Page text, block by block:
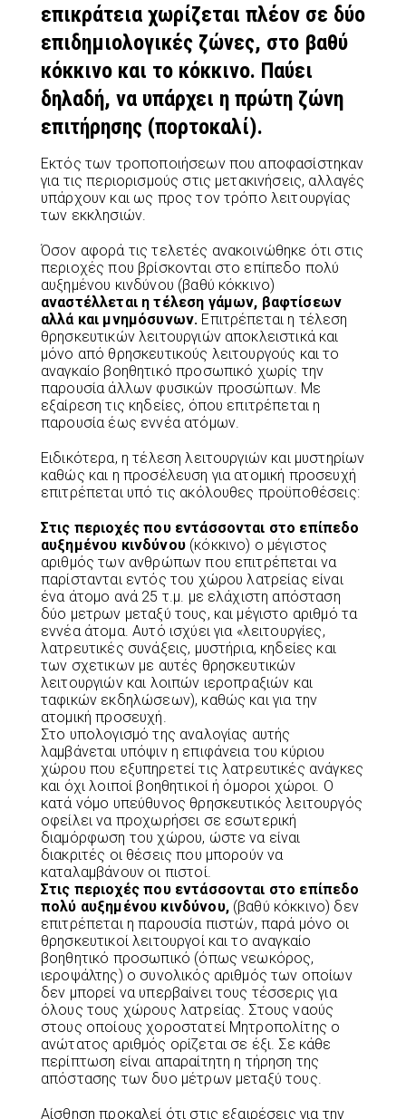
επικράτεια χωρίζεται πλέον σε δύο
επιδημιολογικές ζώνες, στο βαθύ
κόκκινο και το κόκκινο. Παύει
δηλαδή, να υπάρχει η πρώτη ζώνη
επιτήρησης (πορτοκαλί).
Εκτός των τροποποιήσεων που αποφασίστηκαν
για τις περιορισμούς στις μετακινήσεις, αλλαγές
υπάρχουν και ως προς τον τρόπο λειτουργίας
των εκκλησιών.
Όσον αφορά τις τελετές ανακοινώθηκε ότι στις
περιοχές που βρίσκονται στο επίπεδο πολύ
αυξημένου κινδύνου (βαθύ κόκκινο)
αναστέλλεται η τέλεση γάμων, βαφτίσεων
αλλά και μνημόσυνων. Επιτρέπεται η τέλεση
θρησκευτικών λειτουργιών αποκλειστικά και
μόνο από θρησκευτικούς λειτουργούς και το
αναγκαίο βοηθητικό προσωπικό χωρίς την
παρουσία άλλων φυσικών προσώπων. Με
εξαίρεση τις κηδείες, όπου επιτρέπεται η
παρουσία έως εννέα ατόμων.
Ειδικότερα, η τέλεση λειτουργιών και μυστηρίων
καθώς και η προσέλευση για ατομική προσευχή
επιτρέπεται υπό τις ακόλουθες προϋποθέσεις:
Στις περιοχές που εντάσσονται στο επίπεδο
αυξημένου κινδύνου(κόκκινο) ο μέγιστος
αριθμός των ανθρώπων που επιτρέπεται να
παρίστανται εντός του χώρου λατρείας είναι
ένα άτομο ανά 25 τ.μ. με ελάχιστη απόσταση
δύο μετρων μεταξύ τους, και μέγιστο αριθμό τα
εννέα άτομα. Αυτό ισχύει για «λειτουργίες,
λατρευτικές συνάξεις, μυστήρια, κηδείες και
των σχετικων με αυτές θρησκευτικών
λειτουργιών και λοιπών ιεροπραξιών και
ταφικών εκδηλώσεων), καθώς και για την
ατομική προσευχή.
Στο υπολογισμό της αναλογίας αυτής
λαμβάνεται υπόψιν η επιφάνεια του κύριου
χώρου που εξυπηρετεί τις λατρευτικές ανάγκες
και όχι λοιποί βοηθητικοί ή όμοροι χώροι. Ο
κατά νόμο υπεύθυνος θρησκευτικός λειτουργός
οφείλει να προχωρήσει σε εσωτερική
διαμόρφωση του χώρου, ώστε να είναι
διακριτές οι θέσεις που μπορούν να
καταλαμβάνουν οι πιστοί.
Στις περιοχές που εντάσσονται στο επίπεδο
πολύ αυξημένου κινδύνου,(βαθύ κόκκινο) δεν
επιτρέπεται η παρουσία πιστών, παρά μόνο οι
θρησκευτικοί λειτουργοί και το αναγκαίο
βοηθητικό προσωπικό (όπως νεωκόρος,
ιεροψάλτης) ο συνολικός αριθμός των οποίων
δεν μπορεί να υπερβαίνει τους τέσσερις για
όλους τους χώρους λατρείας. Στους ναούς
στους οποίους χοροστατεί Μητροπολίτης ο
ανώτατος αριθμός ορίζεται σε έξι. Σε κάθε
περίπτωση είναι απαραίτητη η τήρηση της
απόστασης των δυο μέτρων μεταξύ τους.
Αίσθηση προκαλεί ότι στις εξαιρέσεις για την